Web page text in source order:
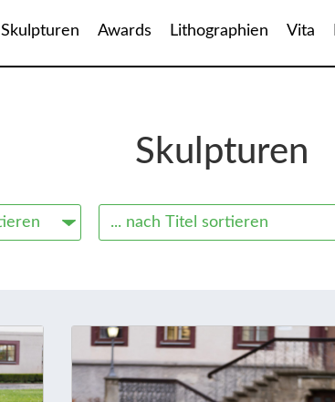
Skulpturen Awards Lithographien Vita
Skulpturen